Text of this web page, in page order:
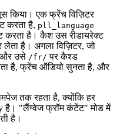
किया। एक फ्रेंच विज़िटर
करता है, pll_language
करता है। कैश उस रीडायरेक्ट
लेता है। अगला विज़िटर, जो
और उसे /fr/ पर कैश्ड
है, फ्रेंच ऑडियो सुनता है, और
तक रहता है, क्योंकि हर
है। "लैंग्वेज फ्रॉम कंटेंट" मोड में
है।